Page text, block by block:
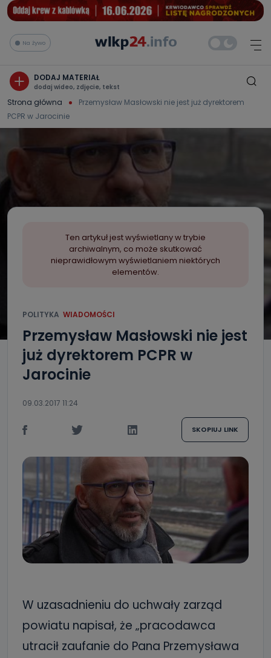
Na żywo
DODAJ MATERIAŁ
dodaj wideo, zdjęcie, tekst
Strona główna
Przemysław Masłowski nie jest już dyrektorem
PCPR w Jarocinie
Ten artykuł jest wyświetlany w trybie
archiwalnym, co może skutkować
nieprawidłowym wyświetlaniem niektórych
elementów.
POLITYKA WIADOMOŚCI
Przemysław Masłowski nie jest
już dyrektorem PCPR w
Jarocinie
09.03.2017 11:24
SKOPIUJ LINK
W uzasadnieniu do uchwały zarząd
powiatu napisał, że „pracodawca
utracił zaufanie do Pana Przemysława